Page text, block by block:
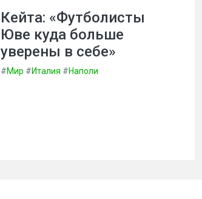
Кейта: «Футболисты
Юве куда больше
уверены в себе»
#Мир #Италия #Наполи